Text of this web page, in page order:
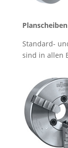
Planscheiben
Standard-
sind in allen